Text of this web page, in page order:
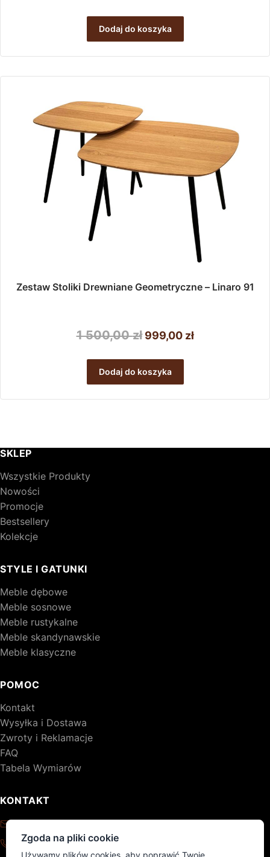
wynosiła:
449,00 zł.
Dodaj do koszyka
Zestaw Stoliki Drewniane Geometryczne – Linaro 91
1 500,00zł Pierwotna
wynosiła:
1
500,00 zł.
999,00 złAktualna
Dodaj do koszyka
SKLEP
Wszystkie Produkty
Nowości
Promocje
Bestsellery
Kolekcje
STYLE I GATUNKI
Meble dębowe
Meble sosnowe
Meble rustykalne
Meble skandynawskie
Meble klasyczne
POMOC
Kontakt
Wysyłka i Dostawa
Zwroty i Reklamacje
FAQ
Tabela Wymiarów
KONTAKT
kontakt@drewniane-meble.pl
+48 795 776 620
Zgoda na pliki cookie
Używamy plików cookies, aby poprawić Twoje